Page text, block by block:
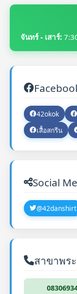
จันทร์ - เสาร์:
42okok
เสื้อสกรีน
Social
@42danshirt
สาขาพร